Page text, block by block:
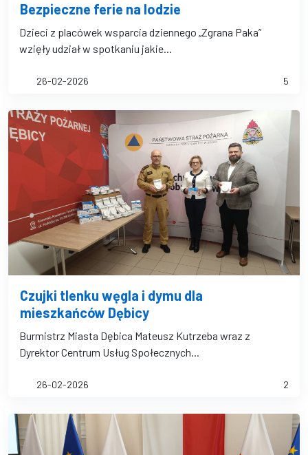
Bezpieczne ferie na lodzie
Dzieci z placówek wsparcia dziennego „Zgrana Paka”
wzięły udział w spotkaniu jakie...
26-02-2026 5
Czujki tlenku węgla i dymu dla
mieszkańców Dębicy
Burmistrz Miasta Dębica Mateusz Kutrzeba wraz z
Dyrektor Centrum Usług Społecznych...
26-02-2026 2